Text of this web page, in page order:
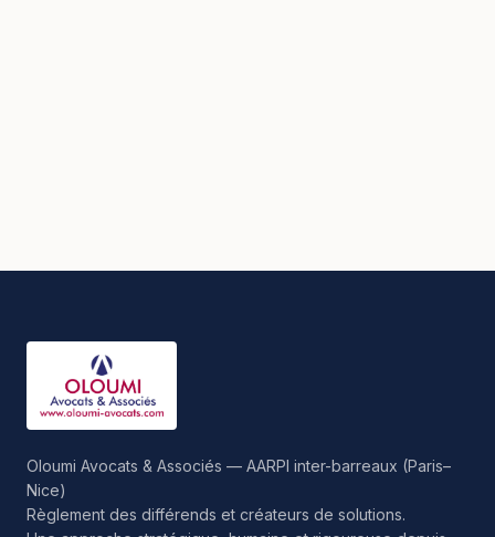
Oloumi Avocats & Associés — AARPI inter-barreaux (Paris–
Nice)
Règlement des différends et créateurs de solutions.